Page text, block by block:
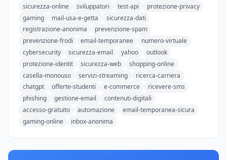
sicurezza-online
sviluppatori test-api
protezione-privacy
gaming
mail-usa-e-getta
sicurezza-dati
registrazione-anonima
prevenzione-spam
prevenzione-frodi
email-temporanee
numero-virtuale
cybersecurity
sicurezza-email yahoo
outlook
protezione-identit
sicurezza-web
shopping-online
casella-monouso
servizi-streaming
ricerca-carriera
chatgpt
offerte-studenti e-commerce
ricevere-sms
phishing
gestione-email
contenuti-digitali
accesso-gratuito
automazione
email-temporanea-sicura
gaming-online
inbox-anonima